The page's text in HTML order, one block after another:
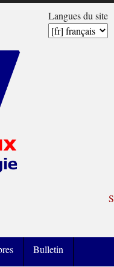
Langues du site
Bulletin